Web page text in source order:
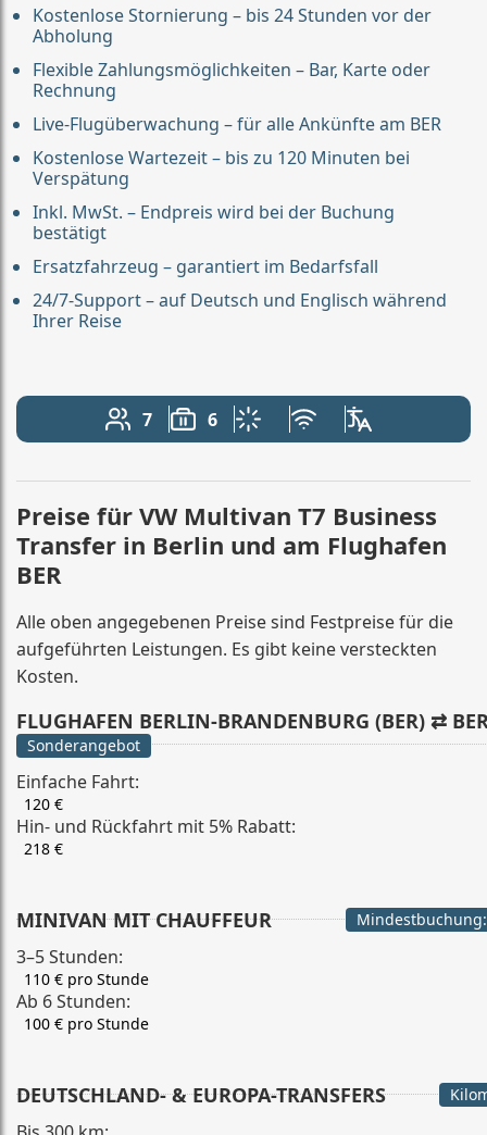
Kostenlose Stornierung – bis 24 Stunden vor der
Abholung
Flexible Zahlungsmöglichkeiten – Bar, Karte oder
Rechnung
Live-Flugüberwachung – für alle Ankünfte am BER
Kostenlose Wartezeit – bis zu 120 Minuten bei
Verspätung
Inkl. MwSt. – Endpreis wird bei der Buchung
bestätigt
Ersatzfahrzeug – garantiert im Bedarfsfall
24/7-Support – auf Deutsch und Englisch während
Ihrer Reise
7
Anzahl der Passagiere: 7
6
Gepäckkapazität: 6
KlimaanlageKostenloses WLAN
Fahrersprachen
Preise für VW Multivan T7 Business
Transfer in Berlin und am Flughafen
BER
Alle oben angegebenen Preise sind Festpreise für die
aufgeführten Leistungen. Es gibt keine versteckten
Kosten.
FLUGHAFEN BERLIN-BRANDENBURG (BER) ⇄
Sonderangebot
Einfache Fahrt:
120 €
Hin- und Rückfahrt mit 5% Rabatt:
218 €
MINIVAN MIT CHAUFFEUR
3–5 Stunden:
110 € pro Stunde
Ab 6 Stunden:
100 € pro Stunde
DEUTSCHLAND- & EUROPA-TRANSFERS